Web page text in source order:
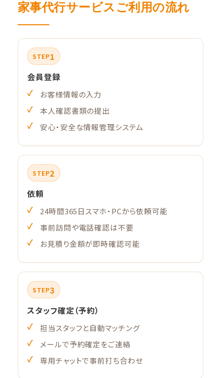
家事代行サービスご利用の流れ
STEP1
会員登録
お客様情報の入力
本人確認書類の提出
安心・安全な情報管理システム
STEP2
依頼
24時間365日スマホ・PCから依頼可能
事前訪問や電話確認は不要
お見積り金額が即時確認可能
STEP3
スタッフ確定（予約）
担当スタッフと自動マッチング
メールで予約確定をご連絡
専用チャットで事前打ち合わせ